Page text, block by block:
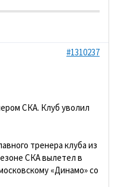
#1310237
СКА. Клуб уволил
тренера клуба из
СКА вылетел в
«Динамо» со